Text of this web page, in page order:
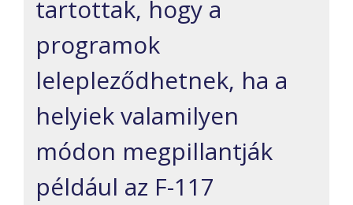
tartottak, hogy a
programok
lelepleződhetnek, ha a
helyiek valamilyen
módon megpillantják
például az F-117